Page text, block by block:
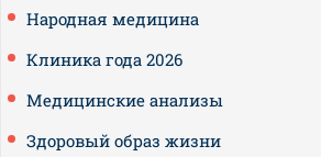
Народная медицина
Клиника года 2026
Медицинские анализы
Здоровый образ жизни